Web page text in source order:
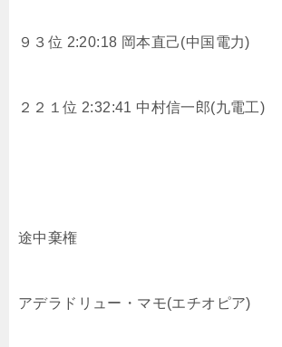
９３位 2:20:18 岡本直己(中国電力)
２２１位 2:32:41 中村信一郎(九電工)
途中棄権
アデラドリュー・マモ(エチオピア)